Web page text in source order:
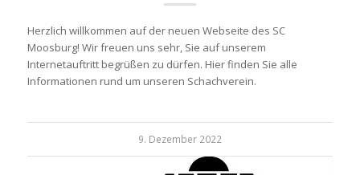
Herzlich willkommen auf der neuen Webseite des SC
Moosburg! Wir freuen uns sehr, Sie auf unserem
Internetauftritt begrüßen zu dürfen. Hier finden Sie alle
Informationen rund um unseren Schachverein.
9. Dezember 2022